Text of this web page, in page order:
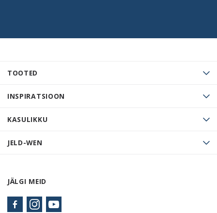
TOOTED
INSPIRATSIOON
KASULIKKU
JELD-WEN
JÄLGI MEID